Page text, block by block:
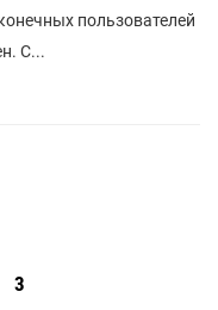
пользователей
С...
3